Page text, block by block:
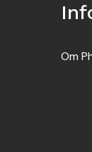
Om